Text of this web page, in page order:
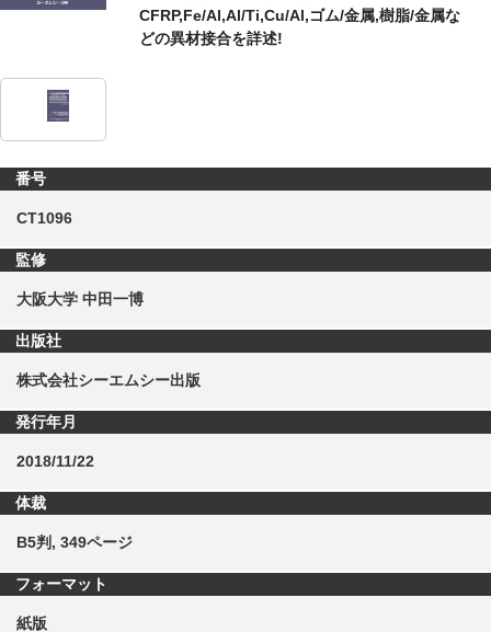
CFRP,Fe/Al,Al/Ti,Cu/Al,ゴム/金属,樹脂/金属な
どの異材接合を詳述!
番号
CT1096
監修
大阪大学 中田一博
出版社
株式会社シーエムシー出版
発行年月
2018/11/22
体裁
B5判, 349ページ
フォーマット
紙版